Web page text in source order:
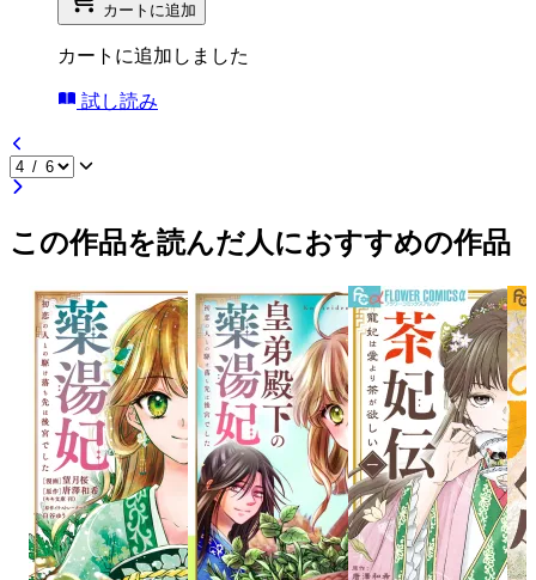
カートに追加
カートに追加しました
試し読み
この作品を読んだ人におすすめの作品